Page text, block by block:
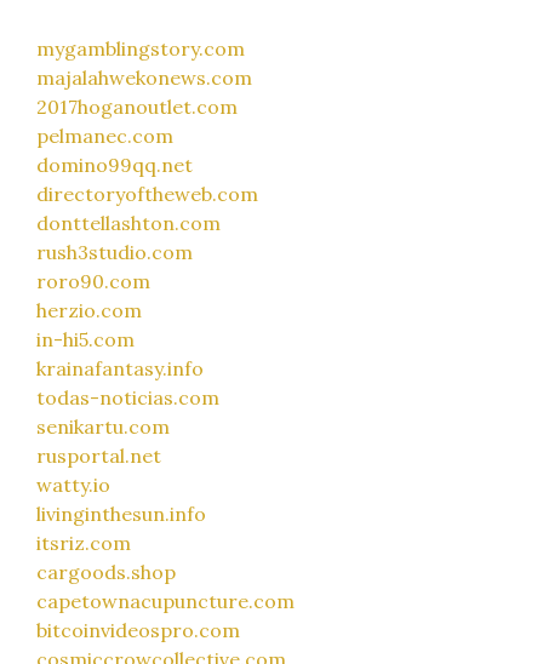
mygamblingstory.com
majalahwekonews.com
2017hoganoutlet.com
pelmanec.com
domino99qq.net
directoryoftheweb.com
donttellashton.com
rush3studio.com
roro90.com
herzio.com
in-hi5.com
krainafantasy.info
todas-noticias.com
senikartu.com
rusportal.net
watty.io
livinginthesun.info
itsriz.com
cargoods.shop
capetownacupuncture.com
bitcoinvideospro.com
cosmiccrowcollective.com